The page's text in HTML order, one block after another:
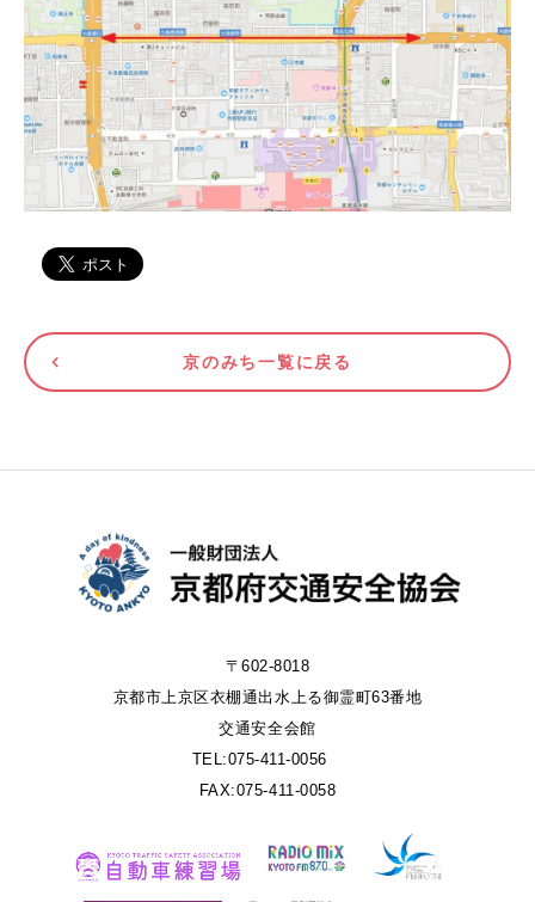
京のみち一覧に戻る
〒602-8018
京都市上京区衣棚通出水上る御霊町63番地
交通安全会館
TEL:075-411-0056
FAX:075-411-0058